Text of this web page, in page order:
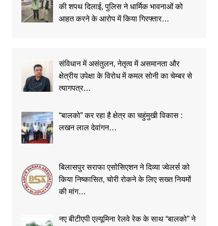
की शपथ दिलाई, पुलिस ने धार्मिक भावनाओं को
आहत करने के आरोप में किया गिरफ्तार…
संविधान में असंतुलन, नेतृत्व में असमानता और
क्षेत्रीय उपेक्षा के विरोध में कमल सोनी का चेम्बर से
त्यागपत्र…
“बालको” कर रहा है क्षेत्र का चहुंमुखी विकास :
लखन लाल देवांगन…
बिलासपुर सराफा एसोसिएशन ने दिव्या ज्वेलर्स को
किया निष्कासित, चोरी रोकने के लिए सख्त नियमों
की मांग…
नए बीटीएपी एल्यूमिना रेलवे रेक के साथ “बालको” ने